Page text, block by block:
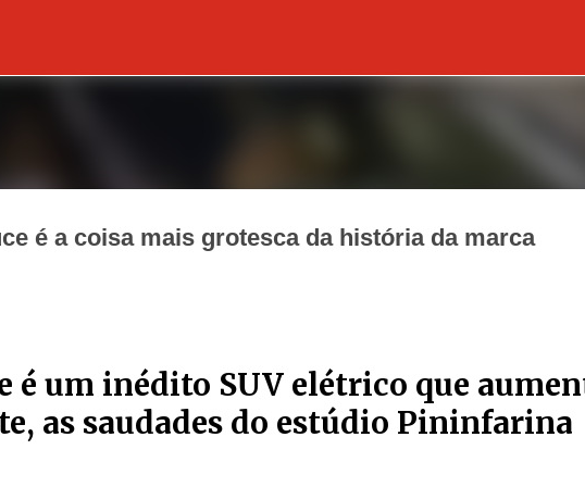
é a coisa mais grotesca da história da marca
é um inédito SUV elétrico que
as saudades do estúdio Pininfarina